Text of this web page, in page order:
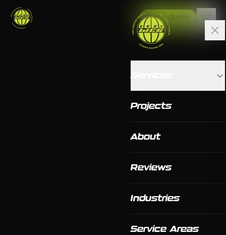
Get a Quote
Projects
About
Reviews
Industries
Service Areas